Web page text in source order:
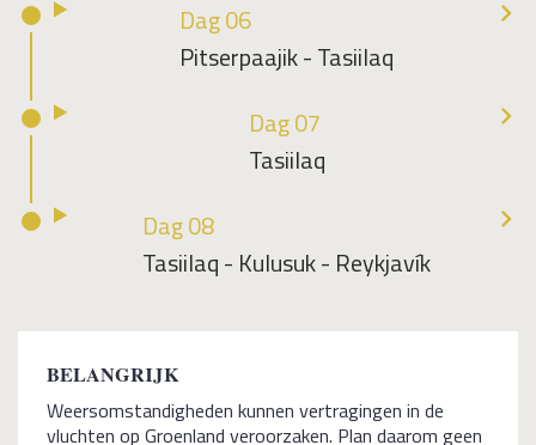
Dag 06
Pitserpaajik - Tasiilaq
Dag 07
Tasiilaq
Dag 08
Tasiilaq - Kulusuk - Reykjavík
BELANGRIJK
Weersomstandigheden kunnen vertragingen in de
vluchten op Groenland veroorzaken. Plan daarom geen